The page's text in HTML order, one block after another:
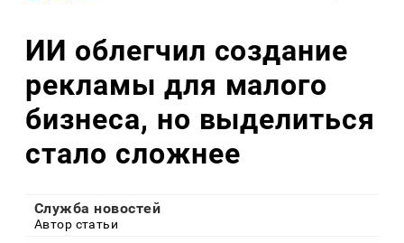
ИИ облегчил создание
рекламы для малого
бизнеса, но выделиться
стало сложнее
Служба новостей
Автор статьи